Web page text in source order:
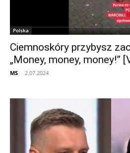
Polska
Ciemnoskóry przybysz
„Money, money, money!”
MS - 2.07.2024